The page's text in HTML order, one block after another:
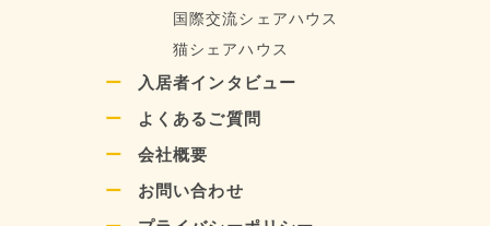
国際交流シェアハウス
猫シェアハウス
入居者インタビュー
よくあるご質問
会社概要
お問い合わせ